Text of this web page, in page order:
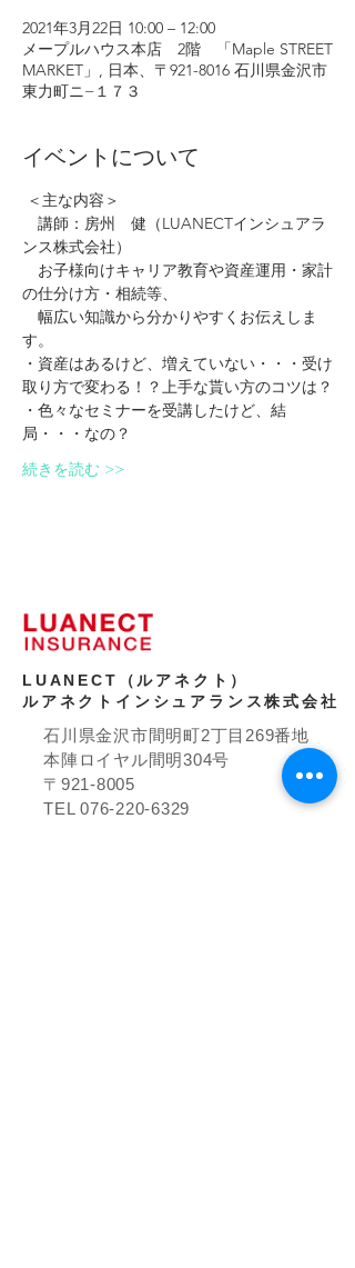
2021年3月22日 10:00 – 12:00
メープルハウス本店 2階 「Maple STREET
MARKET」, 日本、〒921-8016 石川県金沢市
東力町ニ−１７３
イベントについて
＜主な内容＞
講師：房州　健（LUANECTインシュアラ
ンス株式会社）
お子様向けキャリア教育や資産運用・家計
の仕分け方・相続等、
幅広い知識から分かりやすくお伝えしま
す。
・資産はあるけど、増えていない・・・受け
取り方で変わる！？上手な貰い方のコツは？
・色々なセミナーを受講したけど、結
局・・・なの？
続きを読む >>
LUANECT（ルアネクト）
ルアネクトインシュアランス株式会社
石川県金沢市間明町2丁目269番地
本陣ロイヤル間明304号
〒921-8005
TEL 076-220-6329